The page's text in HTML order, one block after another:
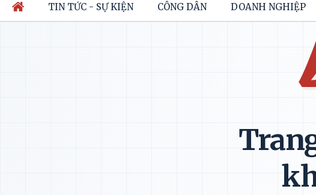
TIN TỨC - SỰ KIỆN CÔNG DÂN DOANH NGHIỆP